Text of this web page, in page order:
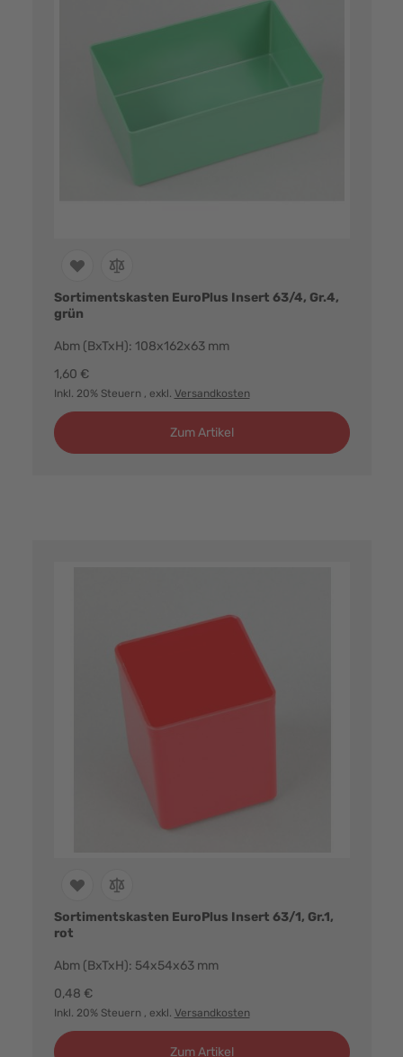
Sortimentskasten EuroPlus Insert 63/4, Gr.4,
grün
Abm (BxTxH): 108x162x63 mm
1,60 €
Inkl. 20% Steuern , exkl. Versandkosten
Zum Artikel
Sortimentskasten EuroPlus Insert 63/1, Gr.1,
rot
Abm (BxTxH): 54x54x63 mm
0,48 €
Inkl. 20% Steuern , exkl. Versandkosten
Zum Artikel